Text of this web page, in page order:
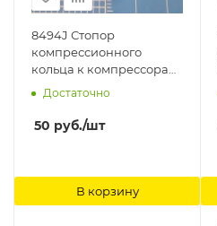
8494J Стопор
компрессионного
кольца к компрессорам
1207, 1210 Jas
Достаточно
50 руб./шт
В корзину